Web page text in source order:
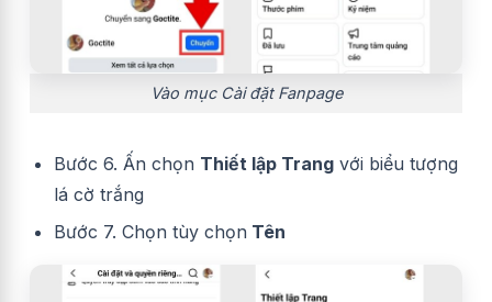
Vào mục Cài đặt Fanpage
Bước 6. Ấn chọn Thiết lập Trang với biểu tượng
lá cờ trắng
Bước 7. Chọn tùy chọn Tên